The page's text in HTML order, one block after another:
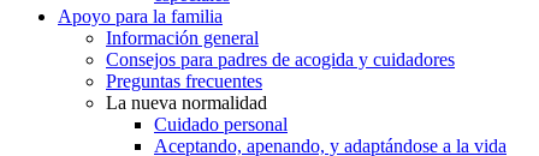
Apoyo para la familia
Información general
Consejos para padres de acogida y cuidadores
Preguntas frecuentes
La nueva normalidad
Cuidado personal
Aceptando, apenando, y adaptándose a la vida